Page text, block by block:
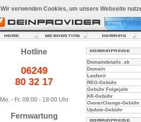
Wir verwenden Cookies, um unsere Webseite
Hotline
06249
80 32 17
Mo. - Fr. 09:00 - 18:00 Uhr
Fernwartung
Domaindetails .sk
Domain
Laufzeit
REG-Gebühr
Gebühr Folgejahr
KK-Gebühr
OwnerChange-Gebühr
Update-Gebühr